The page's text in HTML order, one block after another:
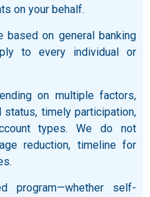
on your behalf.
based on general banking
to every individual or
on multiple factors,
status, timely participation,
types. We do not
reduction, timeline for
program—whether self-